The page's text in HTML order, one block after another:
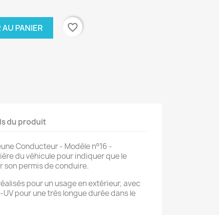
PANIER
favorite_border
du produit
Conducteur - Modèle n°16 -
du véhicule pour indiquer que le
permis de conduire.
pour un usage en extérieur, avec
pour une très longue durée dans le